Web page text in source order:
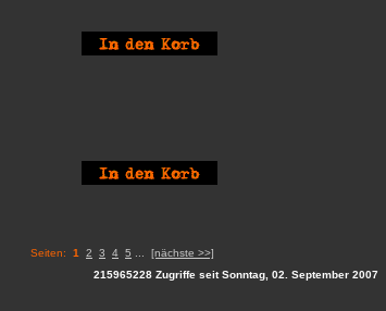
Seiten: 1 2 3 4 5 [nächste >>]
215965228 Zugriffe seit Sonntag, 02. September 2007